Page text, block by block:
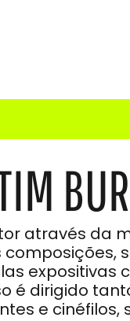
através da
expositivas
é dirigido
e cinéfilos,